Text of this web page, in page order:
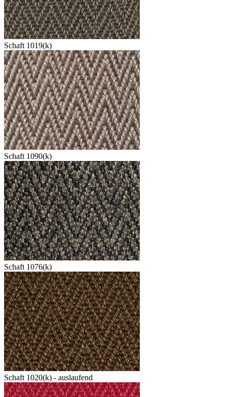
Schaft 1019(k)
Schaft 1090(k)
Schaft 1076(k)
Schaft 1020(k) - auslaufend